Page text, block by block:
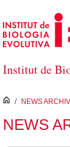
Salta al
Institut de
inici
/ NEWS
NEWS